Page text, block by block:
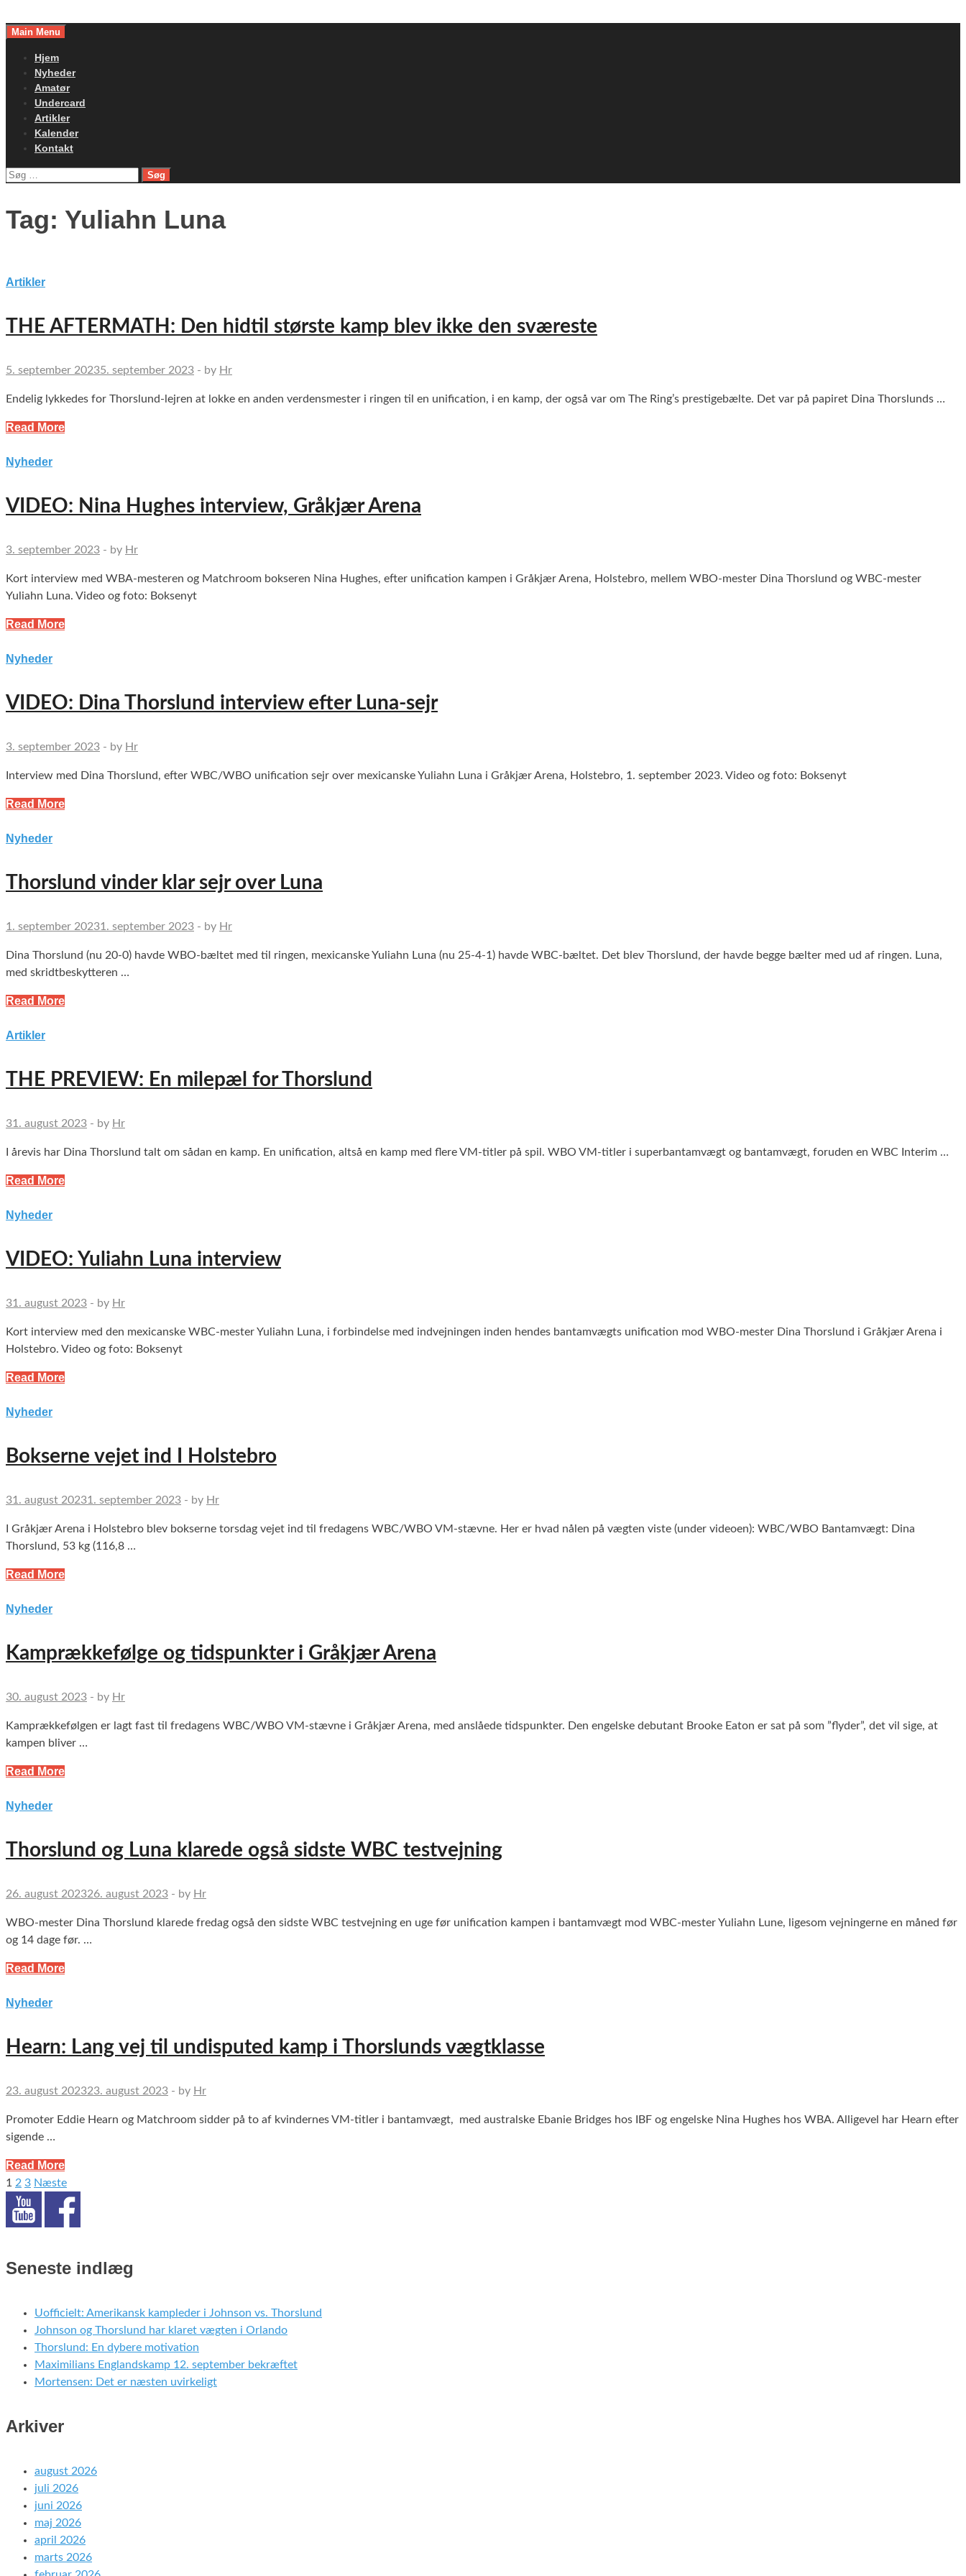
toMain Menu
Hjem
Nyheder
Amatør
Undercard
Artikler
Kalender
Kontakt
Søg
Tag: Yuliahn Luna
Artikler
THE AFTERMATH: Den hidtil største kamp blev ikke den sværeste
5. september 20235. september 2023 - by Hr
Endelig lykkedes for Thorslund-lejren at lokke en anden verdensmester i ringen til en unification, i en kamp, der også var om The Ring’s prestigebælte. Det var på papiret Dina Thorslunds …
Read More
Nyheder
VIDEO: Nina Hughes interview, Gråkjær Arena
3. september 2023 - by Hr
Kort interview med WBA-mesteren og Matchroom bokseren Nina Hughes, efter unification kampen i Gråkjær Arena, Holstebro, mellem WBO-mester Dina Thorslund og WBC-mester
Yuliahn Luna. Video og foto: Boksenyt
Read More
Nyheder
VIDEO: Dina Thorslund interview efter Luna-sejr
3. september 2023 - by Hr
Interview med Dina Thorslund, efter WBC/WBO unification sejr over mexicanske Yuliahn Luna i Gråkjær Arena, Holstebro, 1. september 2023. Video og foto: Boksenyt
Read More
Nyheder
Thorslund vinder klar sejr over Luna
1. september 20231. september 2023 - by Hr
Dina Thorslund (nu 20-0) havde WBO-bæltet med til ringen, mexicanske Yuliahn Luna (nu 25-4-1) havde WBC-bæltet. Det blev Thorslund, der havde begge bælter med ud af ringen. Luna,
med skridtbeskytteren …
Read More
Artikler
THE PREVIEW: En milepæl for Thorslund
31. august 2023 - by Hr
I årevis har Dina Thorslund talt om sådan en kamp. En unification, altså en kamp med flere VM-titler på spil. WBO VM-titler i superbantamvægt og bantamvægt, foruden en WBC Interim …
Read More
Nyheder
VIDEO: Yuliahn Luna interview
31. august 2023 - by Hr
Kort interview med den mexicanske WBC-mester Yuliahn Luna, i forbindelse med indvejningen inden hendes bantamvægts unification mod WBO-mester Dina Thorslund i Gråkjær Arena i
Holstebro. Video og foto: Boksenyt
Read More
Nyheder
Bokserne vejet ind I Holstebro
31. august 20231. september 2023 - by Hr
I Gråkjær Arena i Holstebro blev bokserne torsdag vejet ind til fredagens WBC/WBO VM-stævne. Her er hvad nålen på vægten viste (under videoen): WBC/WBO Bantamvægt: Dina
Thorslund, 53 kg (116,8 …
Read More
Nyheder
Kamprækkefølge og tidspunkter i Gråkjær Arena
30. august 2023 - by Hr
Kamprækkefølgen er lagt fast til fredagens WBC/WBO VM-stævne i Gråkjær Arena, med anslåede tidspunkter. Den engelske debutant Brooke Eaton er sat på som ”flyder”, det vil sige, at
kampen bliver …
Read More
Nyheder
Thorslund og Luna klarede også sidste WBC testvejning
26. august 202326. august 2023 - by Hr
WBO-mester Dina Thorslund klarede fredag også den sidste WBC testvejning en uge før unification kampen i bantamvægt mod WBC-mester Yuliahn Lune, ligesom vejningerne en måned før
og 14 dage før. …
Read More
Nyheder
Hearn: Lang vej til undisputed kamp i Thorslunds vægtklasse
23. august 202323. august 2023 - by Hr
Promoter Eddie Hearn og Matchroom sidder på to af kvindernes VM-titler i bantamvægt, med australske Ebanie Bridges hos IBF og engelske Nina Hughes hos WBA. Alligevel har Hearn efter
sigende …
Read More
Indlægsinddeling
1 2 3 Næste
Seneste indlæg
Uofficielt: Amerikansk kampleder i Johnson vs. Thorslund
Johnson og Thorslund har klaret vægten i Orlando
Thorslund: En dybere motivation
Maximilians Englandskamp 12. september bekræftet
Mortensen: Det er næsten uvirkeligt
Arkiver
august 2026
juli 2026
juni 2026
maj 2026
april 2026
marts 2026